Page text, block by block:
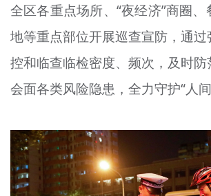
全区各重点场所、“夜经济”商圈
地等重点部位开展巡查宣防，通
控和临查临检密度、频次，及时
会面各类风险隐患，全力守护“人间